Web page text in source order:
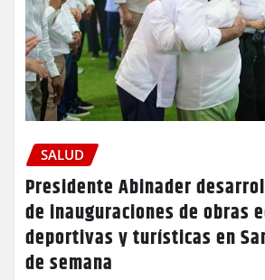
SALUD
Presidente Abinader
de inauguraciones de obras
deportivas y turísticas en
de semana